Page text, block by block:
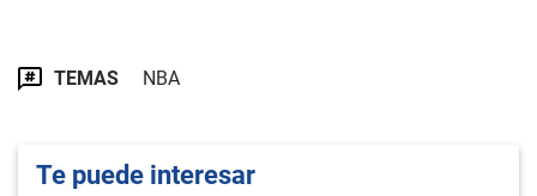
TEMAS NBA
Te puede interesar